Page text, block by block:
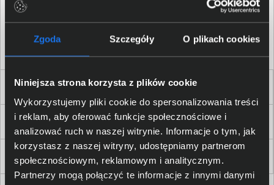
Zgoda Szczegóły O plikach cookies
Niniejsza strona korzysta z plików cookie
Wykorzystujemy pliki cookie do spersonalizowania treści
i reklam, aby oferować funkcje społecznościowe i
analizować ruch w naszej witrynie. Informacje o tym, jak
korzystasz z naszej witryny, udostępniamy partnerom
społecznościowym, reklamowym i analitycznym.
Partnerzy mogą połączyć te informacje z innymi danymi
Dla Firm i Instytucji
Zakupy
Delkom 2000